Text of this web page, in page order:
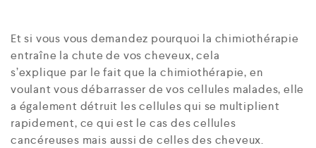
Et si vous vous demandez pourquoi la chimiothérapie
entraîne la chute de vos cheveux, cela
s’explique par le fait que la chimiothérapie, en
voulant vous débarrasser de vos cellules malades, elle
a également détruit les cellules qui se multiplient
rapidement, ce qui est le cas des cellules
cancéreuses mais aussi de celles des cheveux.